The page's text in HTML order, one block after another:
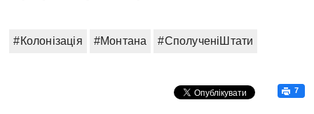
#Колонізація #Монтана #СполученіШтати
7